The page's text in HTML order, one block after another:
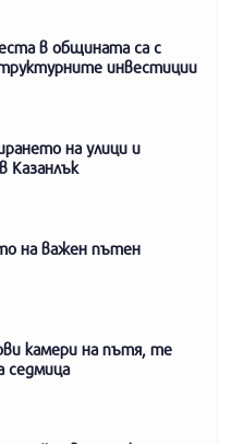
в общината са с
инвестиции
на улици и
Казанлък
на важен пътен
камери на пътя, те
седмица